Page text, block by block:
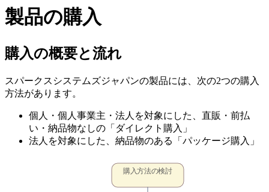
製品の購入
購入の概要と流れ
スパークスシステムズジャパンの製品には、次の2つの購入
方法があります。
個人・個人事業主・法人を対象にした、直販・前払
い・納品物なしの「ダイレクト購入」
法人を対象にした、納品物のある「パッケージ購入」